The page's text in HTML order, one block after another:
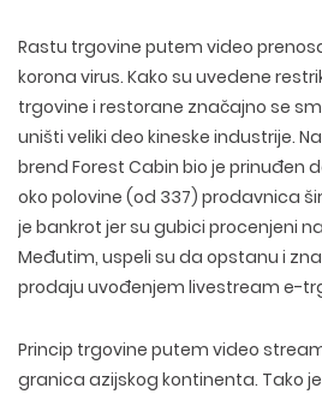
Rastu trgovine putem video
korona virus. Kako su uvedene
trgovine i restorane značajno se
uništi veliki deo kineske industrije.
brend Forest Cabin bio je prinuđen
oko polovine (od 337) prodavnica
je bankrot jer su gubici procenjeni
Međutim, uspeli su da opstanu i
prodaju uvođenjem livestream e-
Princip trgovine putem video
granica azijskog kontinenta. Tako